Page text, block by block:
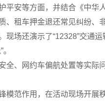
平安等方面，并结合《中华
租车押金退还常见纠纷、
场还演示了“12328”交通
全、网约车偏航处置等实际
模范作用，在活动现场开展